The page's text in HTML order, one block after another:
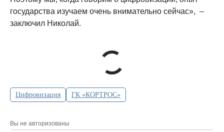
государства изучаем очень внимательно сейчас», –
заключил Николай.
Цифровизация ГК «КОРТРОС»
Вы не авторизованы